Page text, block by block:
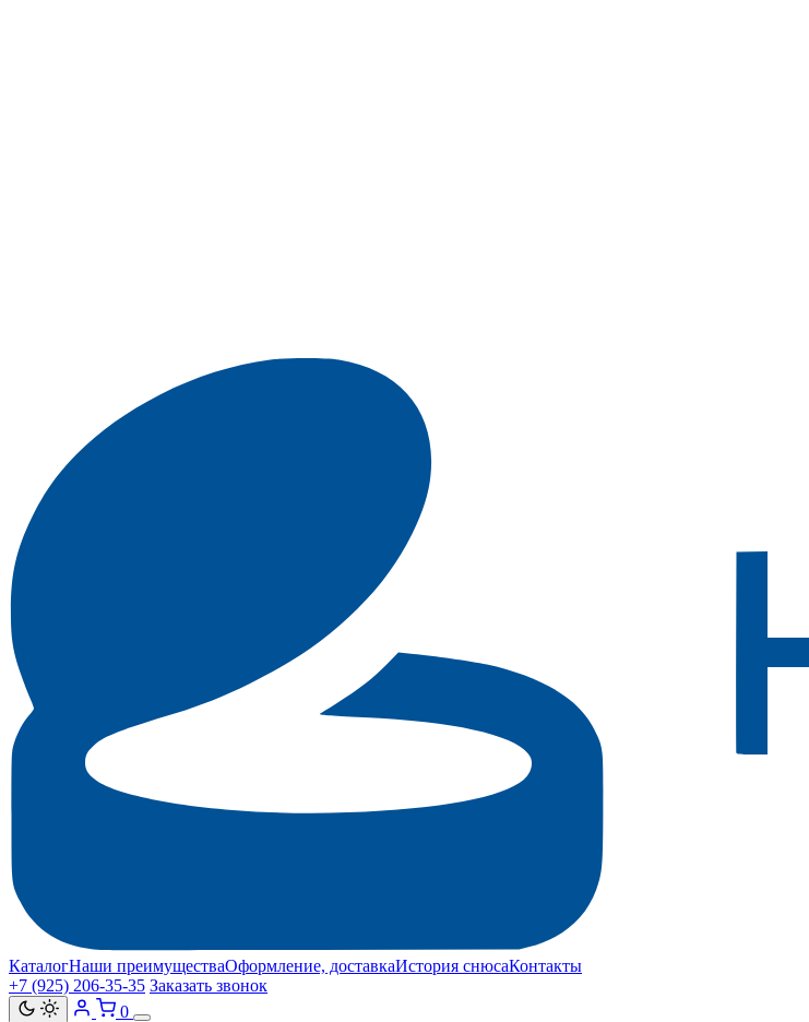
КаталогНаши преимуществаОформление, доставкаИстория снюсаКонтакты
+7 (925) 206‑35‑35 Заказать звонок
0